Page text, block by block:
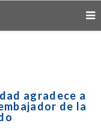
agradece a
de la